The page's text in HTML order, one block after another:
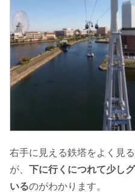
右手に見える鉄塔をよく見
が、 下に行くにつれて少し
いるのがわかります。